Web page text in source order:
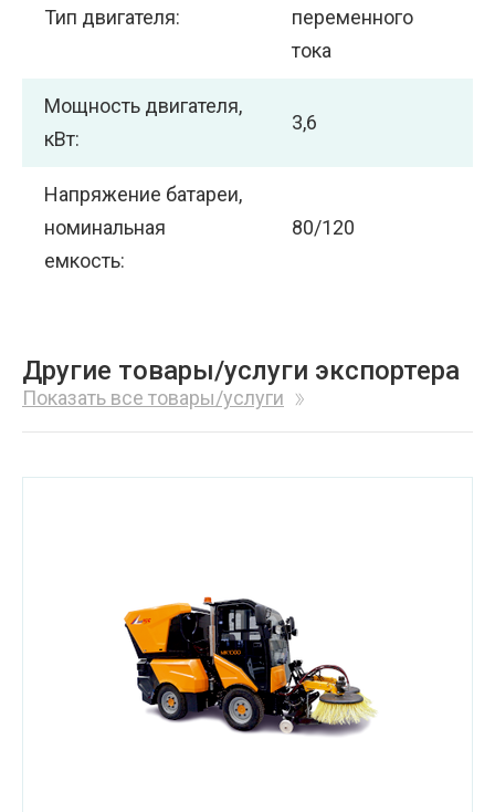
Тип двигателя:
переменного
тока
Мощность двигателя,
кВт:
3,6
Напряжение батареи,
номинальная
емкость:
80/120
Другие товары/услуги экспортера
Показать все товары/услуги